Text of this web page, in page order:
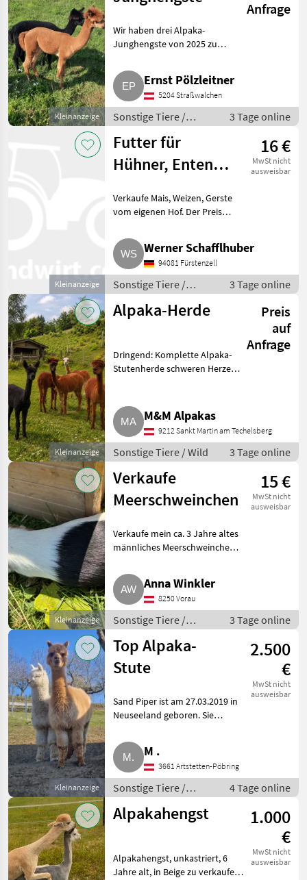
Kleinanzeige
Anfrage
Wir haben drei Alpaka-
Junghengste von 2025 zu
alles gemacht, sie sind gechipt,
geimpft, bei LARA registriert
und nach regelmäßigen K
Ernst Pölzleitner
5204 Straßwalchen
Sonstige Tiere /
Alpakas
3 Tage online
Kleinanzeige
Futter für
Hühner, Enten,
Ziegen, Schafe
16 €
MwSt nicht
ausweisbar
Verkaufe Mais, Weizen, Gerste
vom eigenen Hof. Der Preis
Abgesackt in 50 kg, auf Wunsch
25 kg. Ich mache auch
Mischungen. Alles kann auch
als
Werner Schafflhuber
94081 Fürstenzell
Sonstige Tiere /
Sonstiges
Tierzubehör
3 Tage online
Kleinanzeige
Alpaka-Herde
Preis
auf
Anfrage
Dringend: Komplette Alpaka-
Stutenherde schweren Herzens
Mannes und der damit
verbundenen Pflege können
wir die V
M&M Alpakas
9212 Sankt Martin am Techelsberg
Sonstige Tiere / Wild 3 Tage online
Kleinanzeige
Verkaufe
Meerschweinchen
15 €
MwSt nicht
ausweisbar
Verkaufe mein ca. 3 Jahre altes
männliches Meerschweinchen.
Artgenosse leider verstarb und
es jetzt alleine ist. Gegen
Aufpreis kann ein G
Anna Winkler
8250 Vorau
Sonstige Tiere /
Kleintiere
3 Tage online
Kleinanzeige
Top Alpaka-
Stute
2.500
€
MwSt nicht
ausweisbar
Sand Piper ist am 27.03.2019 in
Neuseeland geboren. Sie
bekannten Waratah Flats Zucht
und vereint gute Genetik. Sie
hat sehr dichtes Vlies mit gu
M .
3661 Artstetten-Pöbring
Sonstige Tiere /
Alpakas
4 Tage online
Alpakahengst
1.000
€
MwSt nicht
ausweisbar
Alpakahengst, unkastriert, 6
Jahre alt, in Beige zu verkaufen.